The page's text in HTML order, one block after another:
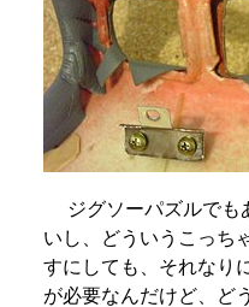
ジグソーパズルでも
いし、どういうこっち
すにしても、それなり
が必要なんだけど、ど